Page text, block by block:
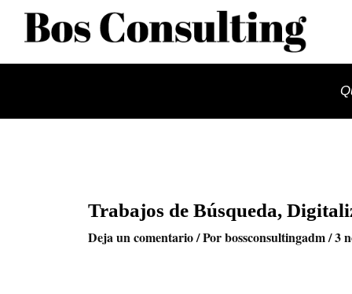
Trabajos de Búsqueda,
Deja un comentario/ Porbossconsultingadm/3